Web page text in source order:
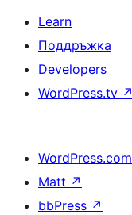
Learn
Поддръжка
Developers
WordPress.tv ↗
WordPress.com
Matt ↗
bbPress ↗